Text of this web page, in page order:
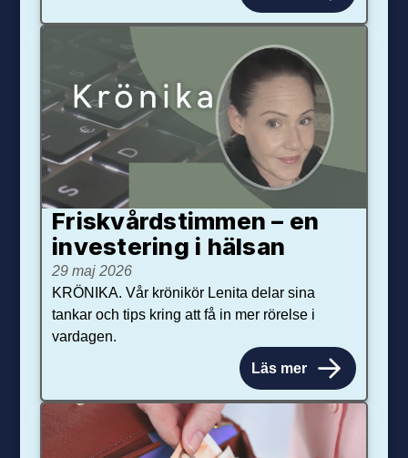
Friskvårdstimmen – en
investering i hälsan
29 maj 2026
KRÖNIKA. Vår krönikör Lenita delar sina
tankar och tips kring att få in mer rörelse i
vardagen.
Läs mer